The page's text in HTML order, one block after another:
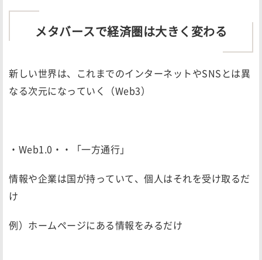
メタバースで経済圏は大きく変わる
新しい世界は、これまでのインターネットやSNSとは異
なる次元になっていく（Web3）
・Web1.0・・「一方通行」
情報や企業は国が持っていて、個人はそれを受け取るだ
け
例）ホームページにある情報をみるだけ